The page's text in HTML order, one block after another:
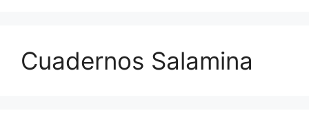
Cuadernos Salamina